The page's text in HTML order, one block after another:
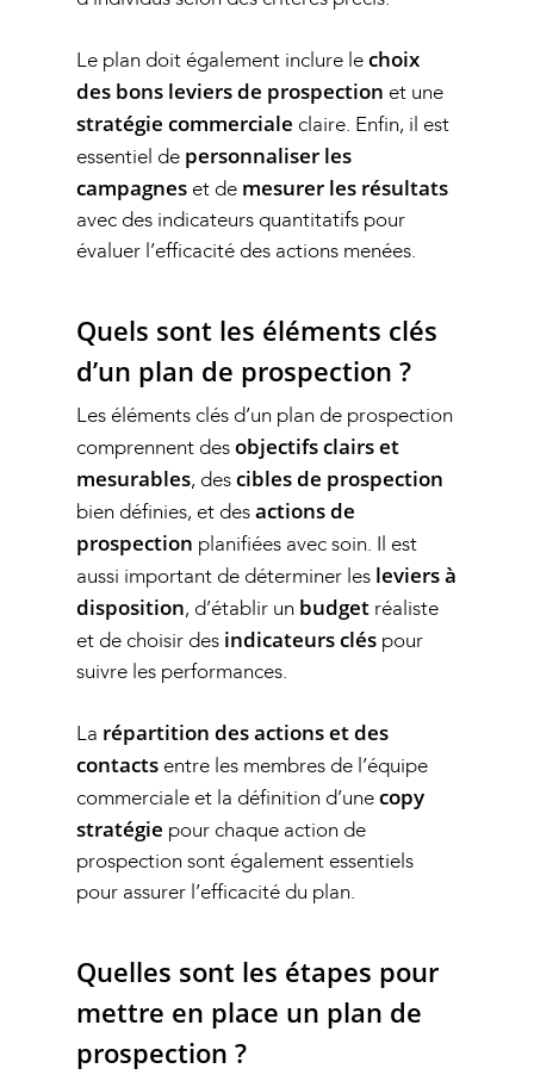
Le plan doit également inclure lechoix
des bons leviers de prospection et une
stratégie commerciale claire. Enfin, il est
essentiel de personnaliser les
campagnes et de mesurer les résultats
avec des indicateurs quantitatifs pour
évaluer l’efficacité des actions menées.
Quels sont les éléments clés
d’un plan de prospection ?
Les éléments clés d’un plan de prospection
comprennent desobjectifs clairs et
mesurables, descibles de prospection
bien définies, et desactions de
prospection planifiées avec soin. Il est
aussi important de déterminer les leviers à
disposition, d’établir un budget réaliste
et de choisir des indicateurs clés pour
suivre les performances.
La répartition des actions et des
contacts entre les membres de l’équipe
commerciale et la définition d’unecopy
stratégie pour chaque action de
prospection sont également essentiels
pour assurer l’efficacité du plan.
Quelles sont les étapes pour
mettre en place un plan de
prospection ?